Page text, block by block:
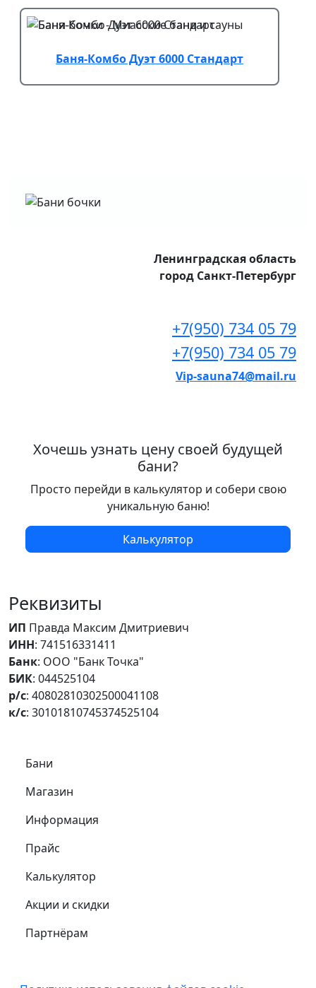
Баня-Комбо Дуэт 6000 Стандарт
Ленинградская область
город Санкт-Петербург
+7(950) 734 05 79
+7(950) 734 05 79
Vip-sauna74@mail.ru
Хочешь узнать цену своей будущей
бани?
Просто перейди в калькулятор и собери свою
уникальную баню!
Калькулятор
Реквизиты
ИП Правда Максим Дмитриевич
ИНН: 741516331411
Банк: ООО "Банк Точка"
БИК: 044525104
р/с: 40802810302500041108
к/с: 30101810745374525104
Самое важное
Бани
Магазин
Информация
Прайс
Калькулятор
Акции и скидки
Партнёрам